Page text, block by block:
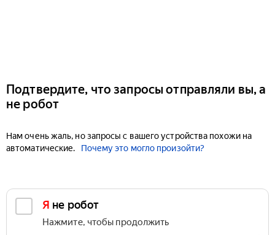
Подтвердите, что запросы отправляли вы, а
не робот
Нам очень жаль, но запросы с вашего устройства похожи на
автоматические.
Почему это могло произойти?
Я не робот
Нажмите, чтобы продолжить